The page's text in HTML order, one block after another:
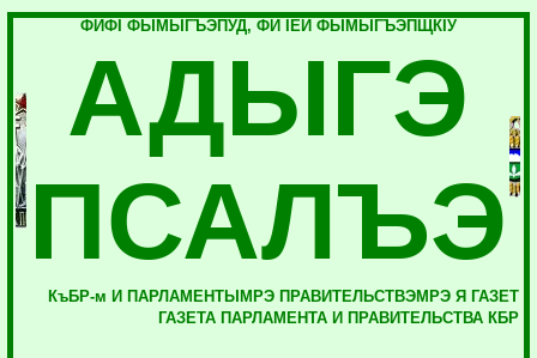
ФИФI ФЫМЫГЪЭПУД, ФИ IЕЙ ФЫМЫГЪЭПЩКIУ
АДЫГЭ
ПСАЛЪЭ
КъБР-м И ПАРЛАМЕНТЫМРЭ ПРАВИТЕЛЬСТВЭМРЭ Я ГАЗЕТ
ГАЗЕТА ПАРЛАМЕНТА И ПРАВИТЕЛЬСТВА КБР